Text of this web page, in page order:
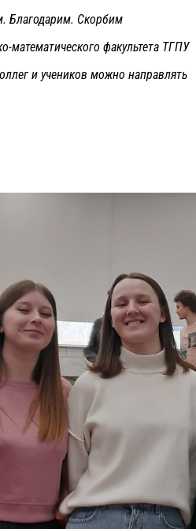
Скорбим
математического факультета ТГПУ
и учеников можно направлять